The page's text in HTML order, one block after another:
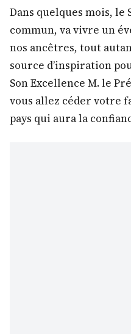
Dans quelques mois, le
commun, va vivre un
nos ancêtres, tout
source d’inspiration
Son Excellence M. le
vous allez céder votre
pays qui aura la